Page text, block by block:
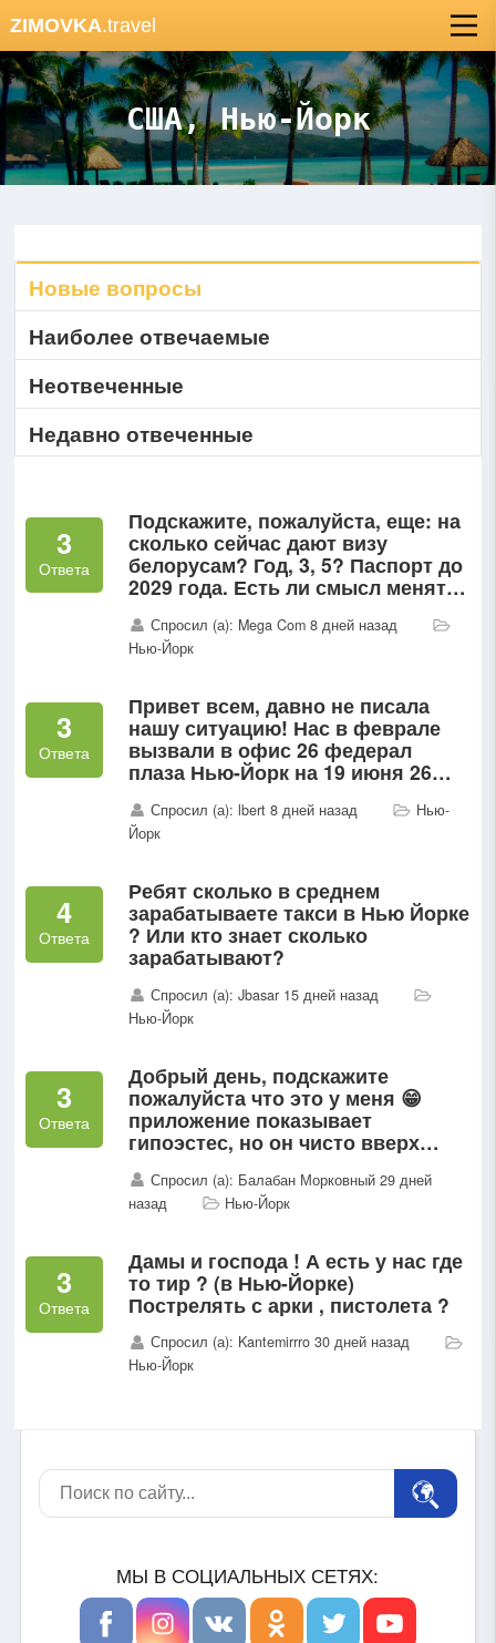
ZIMOVKA.travel
США, Нью-Йорк
Новые вопросы
Наиболее отвечаемые
Неотвеченные
Недавно отвеченные
3
Ответа
Подскажите, пожалуйста, еще: на
сколько сейчас дают визу
белорусам? Год, 3, 5? Паспорт до
2029 года. Есть ли смысл менять
Спросил (а): Mega Com 8 дней назад
Нью-Йорк
3
Ответа
Привет всем, давно не писала
нашу ситуацию! Нас в феврале
вызвали в офис 26 федерал
плаза Нью-Йорк на 19 июня 26
паспорта РФ( загран уже у них)
нам назначили судью Сэмюэлс...
Спросил (а): lbert 8 дней назад
Нью-
Йорк
4
Ответа
Ребят сколько в среднем
зарабатываете такси в Нью Йорке
? Или кто знает сколько
зарабатывают?
Спросил (а): Jbasar 15 дней назад
Нью-Йорк
3
Ответа
Добрый день, подскажите
пожалуйста что это у меня 😁
приложение показывает
гипоэстес, но он чисто вверх
думала он пушистым кустиком
будет...
Спросил (а): Балабан Морковный 29 дней
назад
Нью-Йорк
3
Ответа
Дамы и господа ! А есть у нас где
то тир ? (в Нью-Йорке)
Пострелять с арки , пистолета ?
Спросил (а): Kantemirrro 30 дней назад
Нью-Йорк
МЫ В СОЦИАЛЬНЫХ СЕТЯХ: